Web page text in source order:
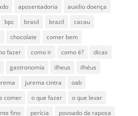
aposentadoria
auxilio doença
bpc brasil brazil
cacau
chocolate
comer bem
fazer como ir como é?
dicas
gastronomia ilheus
ilhéus
jurema cintra
oab
comer o que fazer
o que levar
fino perícia
povoado da raposa